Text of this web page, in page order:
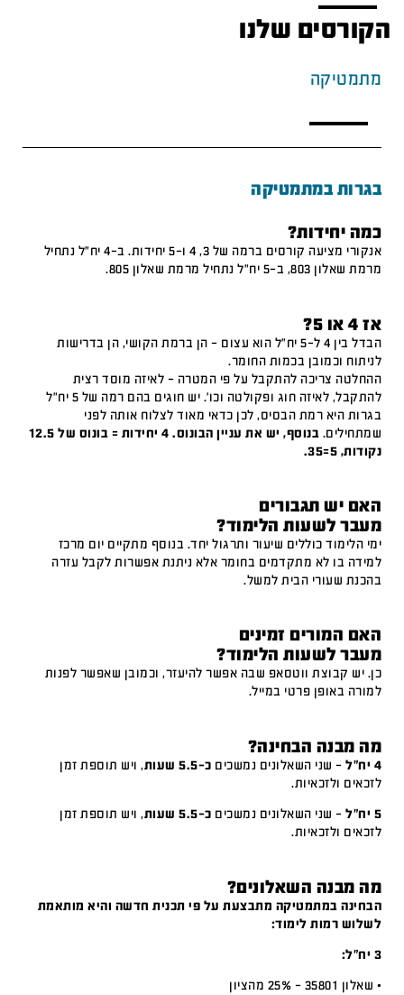
הקורסים שלנו
מתמטיקה
בגרות במתמטיקה
כמה יחידות?
אנקורי מציעה קורסים ברמה של 3, 4 ו-5 יחידות. ב-4 יח"ל נתחיל
מרמת שאלון 803, ב-5 יח"ל נתחיל מרמת שאלון 805.
אז 4 או 5?
הבדל בין 4 ל-5 יח"ל הוא עצום – הן ברמת הקושי, הן בדרישות
לניתוח וכמובן בכמות החומר.
ההחלטה צריכה להתקבל על פי המטרה – לאיזה מוסד רצית
להתקבל, לאיזה חוג ופקולטה וכו'. יש חוגים בהם רמה של 5 יח"ל
בגרות היא רמת הבסיס, לכן כדאי מאוד לצלוח אותה לפני
שמתחילים.
בנוסף, יש את עניין הבונוס. 4 יחידות = בונוס של 12.5
נקודות, 5=35.
האם יש תגבורים
מעבר לשעות הלימוד?
ימי הלימוד כוללים שיעור ותרגול יחד. בנוסף מתקיים יום מרכז
למידה בו לא מתקדמים בחומר אלא ניתנת אפשרות לקבל עזרה
בהכנת שעורי הבית למשל.
האם המורים זמינים
מעבר לשעות הלימוד?
כן. יש קבוצת ווטסאפ שבה אפשר להיעזר, וכמובן שאפשר לפנות
למורה באופן פרטי במייל.
מה מבנה הבחינה?
4 יח"ל – שני השאלונים נמשכים כ-5.5 שעות
, ויש תוספת זמן
לזכאים ולזכאיות.
5 יח"ל – שני השאלונים נמשכים כ-5.5 שעות
, ויש תוספת זמן
לזכאים ולזכאיות.
מה מבנה השאלונים?
הבחינה במתמטיקה מתבצעת על פי תכנית חדשה והיא מותאמת
לשלוש רמות לימוד:
3 יח”ל:
• שאלון 35801 – 25% מהציון